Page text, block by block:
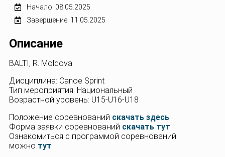
Начало: 08.05.2025
Завершение: 11.05.2025
Описание
BALTI, R. Moldova
Дисциплина: Canoe Sprint
Тип мероприятия: Национальный
Возрастной уровень: U15-U16-U18
Положение соревнований скачать здесь
Форма заявки соревнований скачать тут
Ознакомиться с программой соревнований
можно тут